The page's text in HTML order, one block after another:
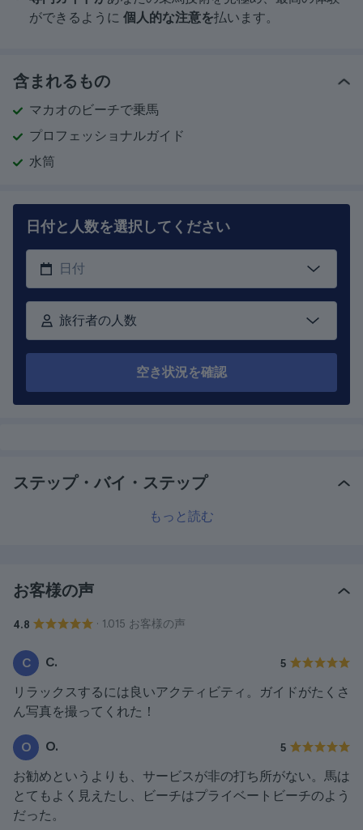
ができるように 個人的な注意を払います。
含まれるもの
マカオのビーチで乗馬
プロフェッショナルガイド
水筒
日付と人数を選択してください
旅行者の人数
空き状況を確認
ステップ・バイ・ステップ
もっと読む
お客様の声
4.8 · 1.015 お客様の声
C C. 5
リラックスするには良いアクティビティ。ガイドがたくさ
ん写真を撮ってくれた！
O O. 5
お勧めというよりも、サービスが非の打ち所がない。馬は
とてもよく見えたし、ビーチはプライベートビーチのよう
だった。